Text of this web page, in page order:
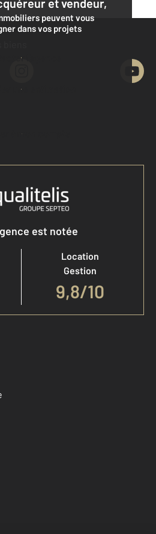
peuvent vous
dans vos projets
l'agence
une estimation
à mon compte
est notée
Location
Gestion
9,8/10